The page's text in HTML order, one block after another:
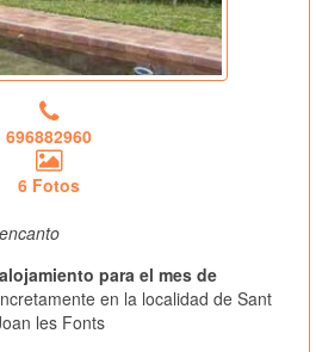
696882960
6 Fotos
alojamiento para el mes de
en la localidad de Sant
les Fonts